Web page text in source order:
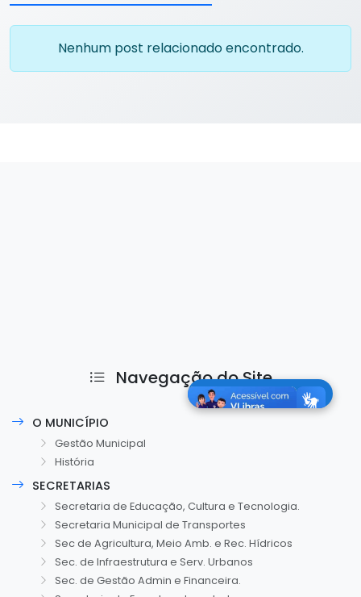
Nenhum post relacionado encontrado.
Navegação do Site
O MUNICÍPIO
Gestão Municipal
História
SECRETARIAS
Secretaria de Educação, Cultura e Tecnologia.
Secretaria Municipal de Transportes
Sec de Agricultura, Meio Amb. e Rec. Hídricos
Sec. de Infraestrutura e Serv. Urbanos
Sec. de Gestão Admin e Financeira.